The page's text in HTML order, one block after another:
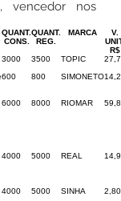
, vencedor nos
QUANT.
CONS.
QUANT.
REG.
MARCA
V.
UNIT.
R$
3000 3500 TOPIC
27,70
600 800 SIMONETO14,29
6000 8000 RIOMAR 59,80
4000 5000 REAL 14,99
4000 5000 SINHA 2,80